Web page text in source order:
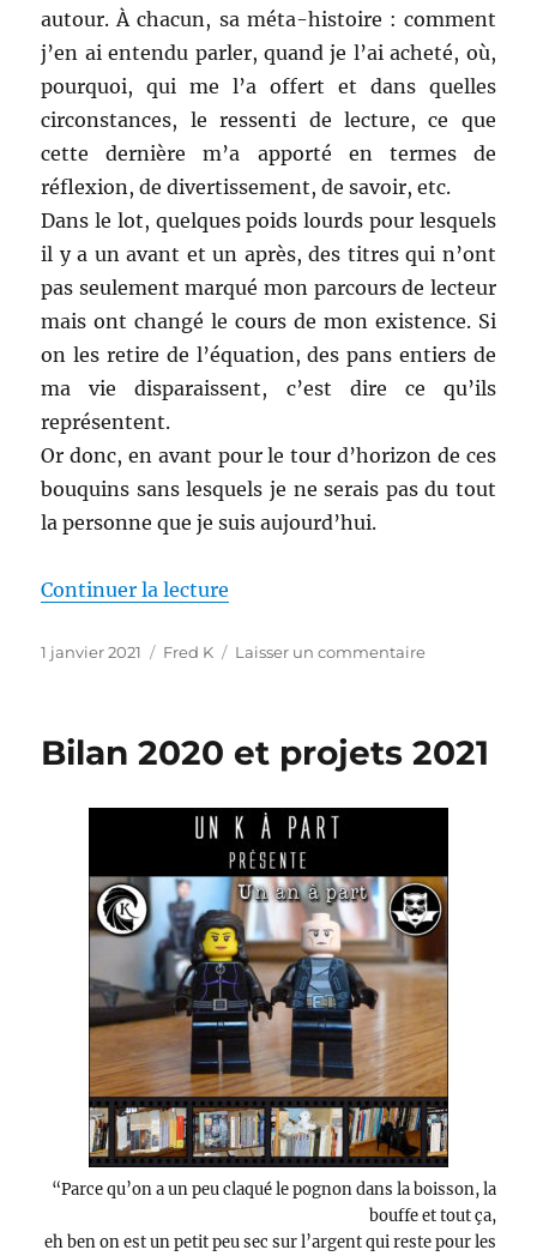
autour. À chacun, sa méta-histoire : comment
j’en ai entendu parler, quand je l’ai acheté, où,
pourquoi, qui me l’a offert et dans quelles
circonstances, le ressenti de lecture, ce que
cette dernière m’a apporté en termes de
réflexion, de divertissement, de savoir, etc.
Dans le lot, quelques poids lourds pour lesquels
il y a un avant et un après, des titres qui n’ont
pas seulement marqué mon parcours de lecteur
mais ont changé le cours de mon existence. Si
on les retire de l’équation, des pans entiers de
ma vie disparaissent, c’est dire ce qu’ils
représentent.
Or donc, en avant pour le tour d’horizon de ces
bouquins sans lesquels je ne serais pas du tout
la personne que je suis aujourd’hui.
Continuer la lecture
Publié
1 janvier 2021 Catégories
Fred K Laisser un commentairesur
:
marqué
ma
vie
Bilan 2020 et projets 2021
“Parce qu’on a un peu claqué le pognon dans la boisson, la
bouffe et tout ça,
eh ben on est un petit peu sec sur l’argent qui reste pour les